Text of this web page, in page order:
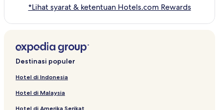
*Lihat syarat & ketentuan Hotels.com Rewards
Destinasi populer
Hotel di Indonesia
Hotel di Malaysia
Hotel di Amerika Serikat